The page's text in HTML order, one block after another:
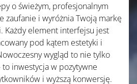
o świeżym, profesjonalnym
zaufanie i wyróżnia Twoją markę
Każdy element interfejsu jest
pod kątem estetyki i
wygląd to nie tylko
to inwestycja w pozytywne
i wyższą konwersję.